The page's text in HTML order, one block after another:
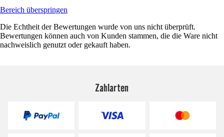
Bereich überspringen
Die Echtheit der Bewertungen wurde von uns nicht überprüft.
Bewertungen können auch von Kunden stammen, die die Ware nicht
nachweislich genutzt oder gekauft haben.
Zahlarten